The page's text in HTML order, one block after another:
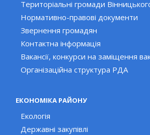
Територіальні громади
Нормативно-правові документи
Звернення громадян
Контактна інформація
Вакансії, конкурси на заміщення
Організаційна структура РДА
ЕКОНОМІКА РАЙОНУ
Екологія
Державні закупівлі